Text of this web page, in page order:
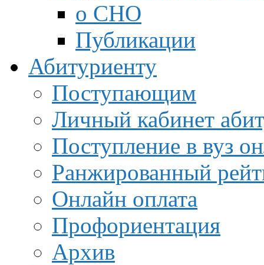
о СНО
Публикации
Абитуриенту
Поступающим
Личный кабинет
Поступление в вуз
Ранжированный
Онлайн оплата
Профориентация
Архив